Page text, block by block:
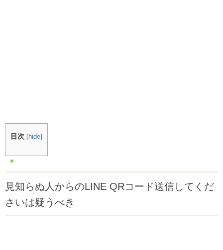
目次 [hide]
見知らぬ人からのLINE QRコード送信してくだ
さいは疑うべき